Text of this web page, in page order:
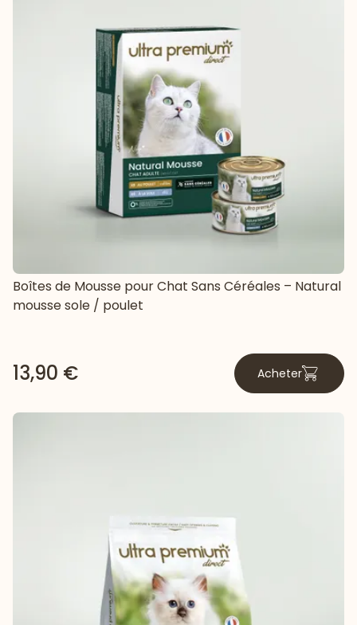
Boîtes de Mousse pour Chat Sans Céréales – Natural
mousse sole / poulet
13,90 € Acheter